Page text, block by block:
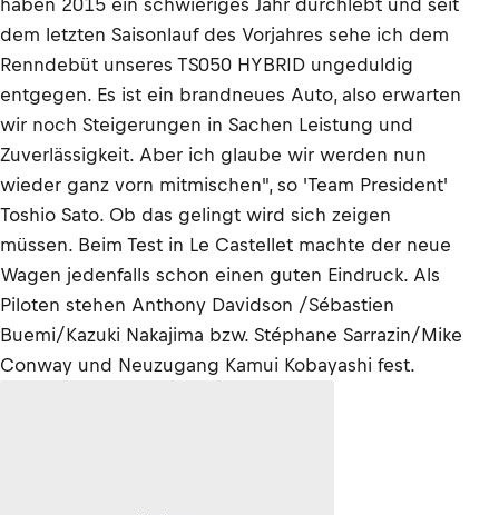
haben 2015 ein schwieriges Jahr durchlebt und seit
dem letzten Saisonlauf des Vorjahres sehe ich dem
Renndebüt unseres TS050 HYBRID ungeduldig
entgegen. Es ist ein brandneues Auto, also erwarten
wir noch Steigerungen in Sachen Leistung und
Zuverlässigkeit. Aber ich glaube wir werden nun
wieder ganz vorn mitmischen", so 'Team President'
Toshio Sato. Ob das gelingt wird sich zeigen
müssen. Beim Test in Le Castellet machte der neue
Wagen jedenfalls schon einen guten Eindruck. Als
Piloten stehen Anthony Davidson /Sébastien
Buemi/Kazuki Nakajima bzw. Stéphane Sarrazin/Mike
Conway und Neuzugang Kamui Kobayashi fest.